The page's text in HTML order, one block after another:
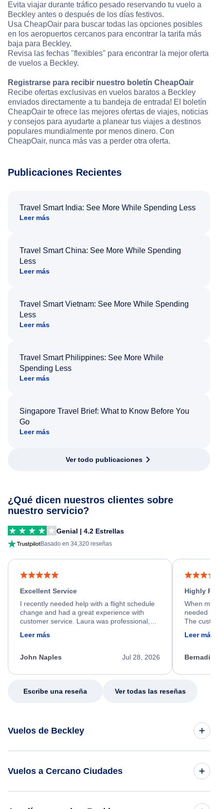
Evita viajar durante tráfico pesado reservando tu vuelo a
Beckley antes o después de los días festivos.
Usa CheapOair para buscar todas las opciones posibles
en los aeropuertos cercanos para encontrar la tarifa más
baja para Beckley.
Revisa las fechas "flexibles" para encontrar la mejor oferta
de vuelos a Beckley.
Registrarse para recibir nuestro boletín CheapOair
Recibe ofertas exclusivas en vuelos baratos a Beckley
enviados directamente a tu bandeja de entrada! El boletín
CheapOair te ofrece las mejores ofertas de viajes, noticias
y consejos para ayudarte a planear tus viajes a destinos
populares mundialmente por menos dinero. Con
CheapOair, nunca más vas a perder otra oferta.
Publicaciones Recientes
Travel Smart India: See More While Spending Less
Leer más
Travel Smart China: See More While Spending
Less
Leer más
Travel Smart Vietnam: See More While Spending
Less
Leer más
Travel Smart Philippines: See More While
Spending Less
Leer más
Singapore Travel Brief: What to Know Before You
Go
Leer más
Ver todo publicaciones
¿Qué dicen nuestros clientes sobre
nuestro servicio?
Genial | 4.2 Estrellas
Basado en 34,320 reseñas
Excellent Service
I recently needed help with a flight schedule
change and had a great experience with
customer service. Laura was professional,
friendly, and very helpful throughout the
process. She quickly found a solution and
appreciate her excellent service.
Leer más
Jul 28, 2026
John Naples
Highly
When my
needed
The
calm,
my issue.
Leer más
Escribe una reseña Ver todas las reseñas
Vuelos de Beckley
Vuelos a Cercano Ciudades